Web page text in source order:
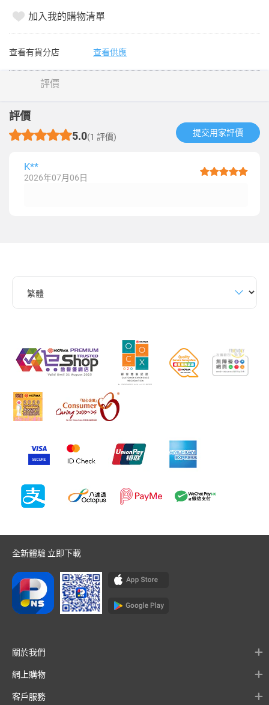
加入我的購物清單
查看有貨分店 查看供應
評價
評價
5.0(1 評價) 提交用家評價​
K**
2026年07月06日
全新體驗 立即下載
關於我們
網上購物
客戶服務